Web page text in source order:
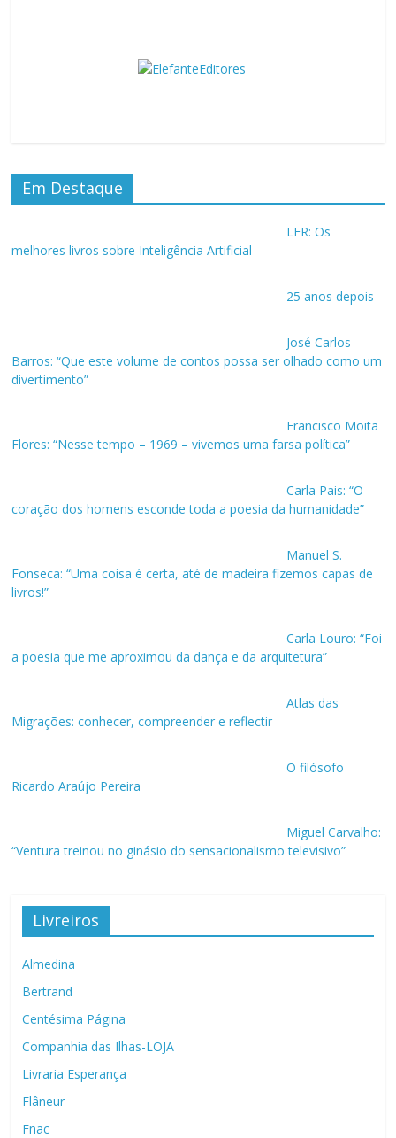
Em Destaque
LER: Os
melhores livros sobre Inteligência Artificial
25 anos depois
José Carlos
Barros: “Que este volume de contos possa ser olhado como um
divertimento”
Francisco Moita
Flores: “Nesse tempo – 1969 – vivemos uma farsa política”
Carla Pais: “O
coração dos homens esconde toda a poesia da humanidade”
Manuel S.
Fonseca: “Uma coisa é certa, até de madeira fizemos capas de
livros!”
Carla Louro: “Foi
a poesia que me aproximou da dança e da arquitetura”
Atlas das
Migrações: conhecer, compreender e reflectir
O filósofo
Ricardo Araújo Pereira
Miguel Carvalho:
“Ventura treinou no ginásio do sensacionalismo televisivo”
Livreiros
Almedina
Bertrand
Centésima Página
Companhia das Ilhas-LOJA
Livraria Esperança
Flâneur
Fnac